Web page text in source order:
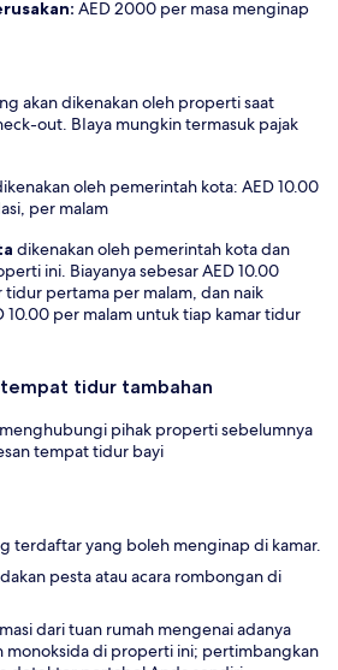
AED 2000 per masa menginap
akan dikenakan oleh properti saat
out. BIaya mungkin termasuk pajak
oleh pemerintah kota: AED 10.00
per malam
dikenakan oleh pemerintah kota dan
ini. Biayanya sebesar AED 10.00
tidur pertama per malam, dan naik
10.00 per malam untuk tiap kamar tidur
tidur tambahan
pihak properti sebelumnya
tempat tidur bayi
terdaftar yang boleh menginap di kamar.
pesta atau acara rombongan di
dari tuan rumah mengenai adanya
monoksida di properti ini; pertimbangkan